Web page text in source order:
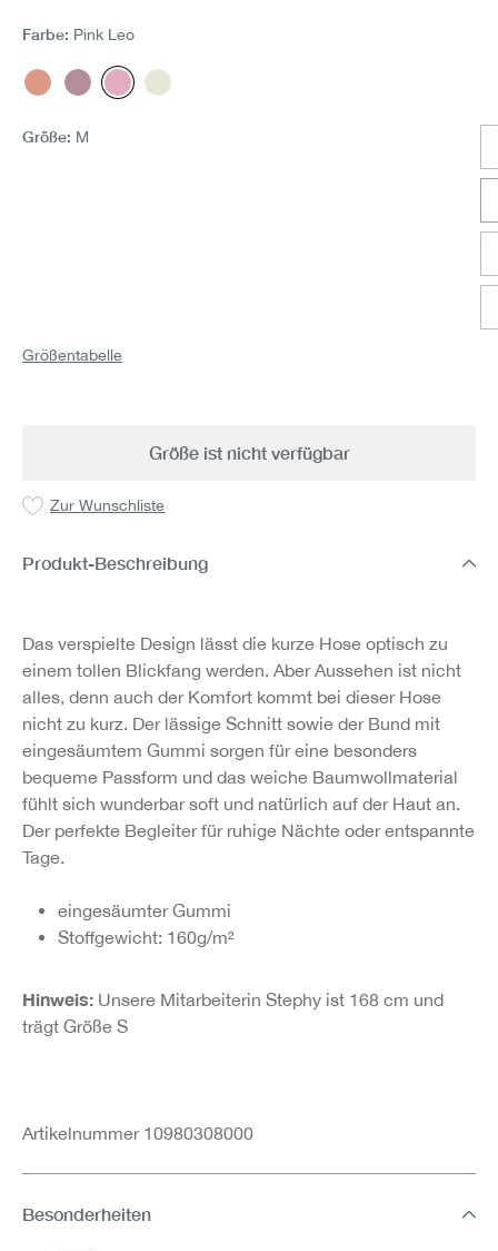
Farbe: Pink Leo
Daisy Flowers
Pink geringelt
(Diese Option ist zurzeit nicht verfügbar.)
Pink Leo
(Diese Option ist zurzeit nicht verfügbar.)
Ecru Stripe
Größe: M
Größentabelle
Größe ist nicht verfügbar
Zur Wunschliste
Produkt-Beschreibung
Das verspielte Design lässt die kurze Hose optisch zu
einem tollen Blickfang werden. Aber Aussehen ist nicht
alles, denn auch der Komfort kommt bei dieser Hose
nicht zu kurz. Der lässige Schnitt sowie der Bund mit
eingesäumtem Gummi sorgen für eine besonders
bequeme Passform und das weiche Baumwollmaterial
fühlt sich wunderbar soft und natürlich auf der Haut an.
Der perfekte Begleiter für ruhige Nächte oder entspannte
Tage.
eingesäumter Gummi
Stoffgewicht: 160g/m²
Hinweis: Unsere Mitarbeiterin Stephy ist 168 cm und
trägt Größe S
Artikelnummer 10980308000
Besonderheiten